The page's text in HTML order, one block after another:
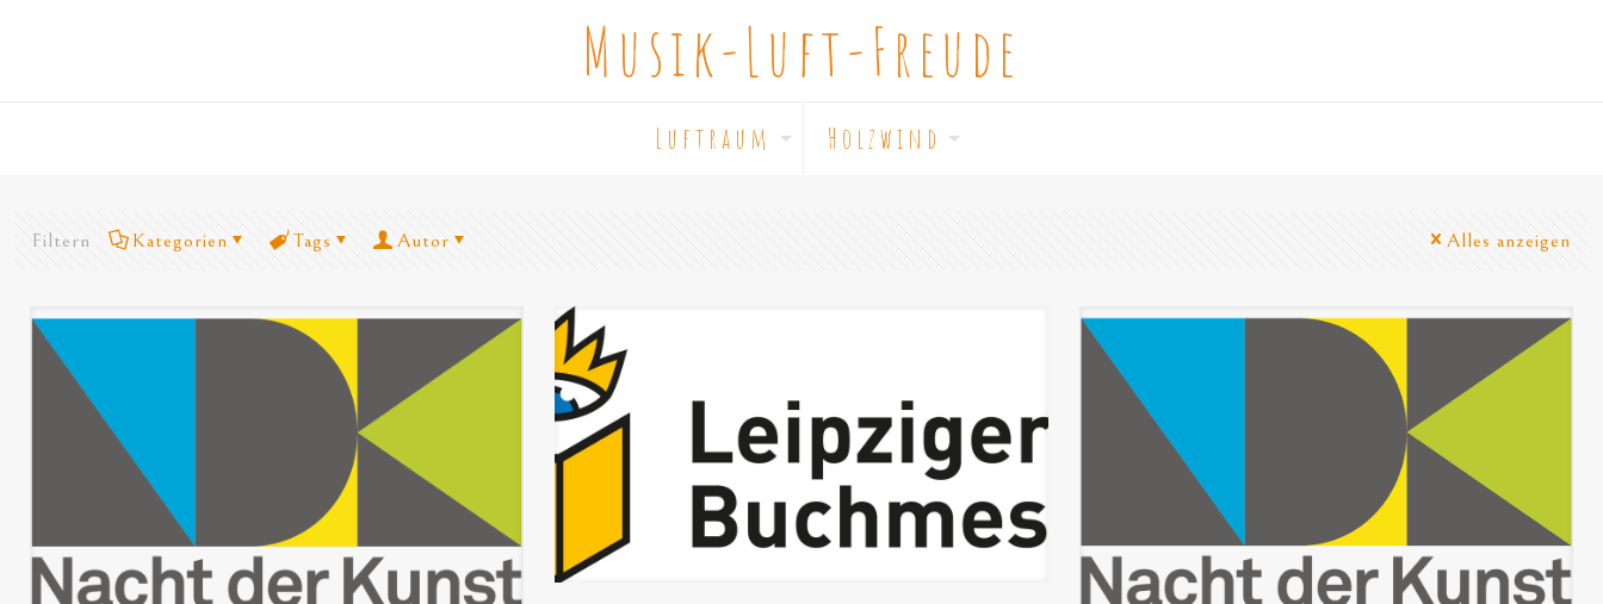
Musik-Luft-Freude
L u f t r a u m H o l z w i n d
Filtern Kategorien Tags Autor Alles anzeigen